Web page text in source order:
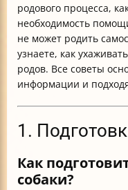
родового процесса,
необходимость
не может родить
узнаете, как
родов. Все советы
информации и
1.
Как
собаки?